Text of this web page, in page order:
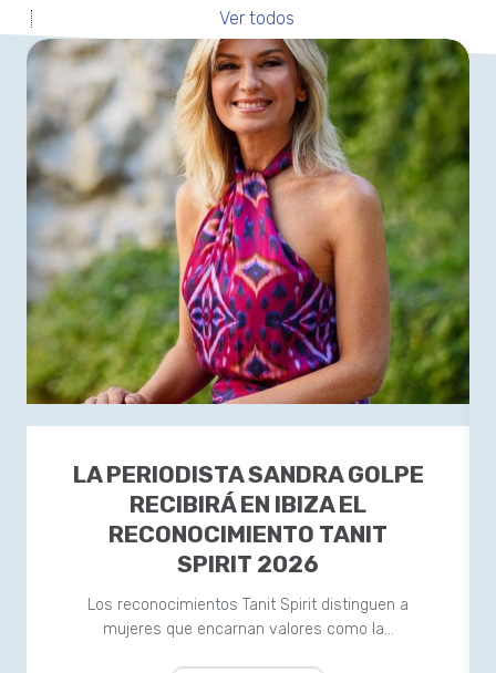
Ver todos
LA PERIODISTA SANDRA GOLPE
RECIBIRÁ EN IBIZA EL
RECONOCIMIENTO TANIT
SPIRIT 2026
Los reconocimientos Tanit Spirit distinguen a
mujeres que encarnan valores como la…